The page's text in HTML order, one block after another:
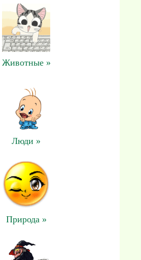
Животные »
Люди »
Природа »